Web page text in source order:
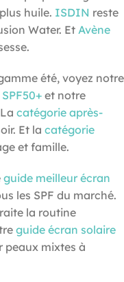
huile. ISDIN reste
Water. Et Avène
été, voyez notre
et notre
catégorie après-
Et la catégorie
et famille.
guide meilleur écran
les SPF du marché.
la routine
guide écran solaire
peaux mixtes à